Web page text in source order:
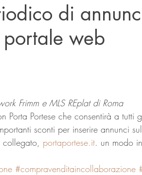
di
portale web
Frimm e MLS REplat di Roma
Porta Portese che consentirà a tutti
sconti per inserire annunci
portaportese.it. un modo
#compravenditaincollaborazione